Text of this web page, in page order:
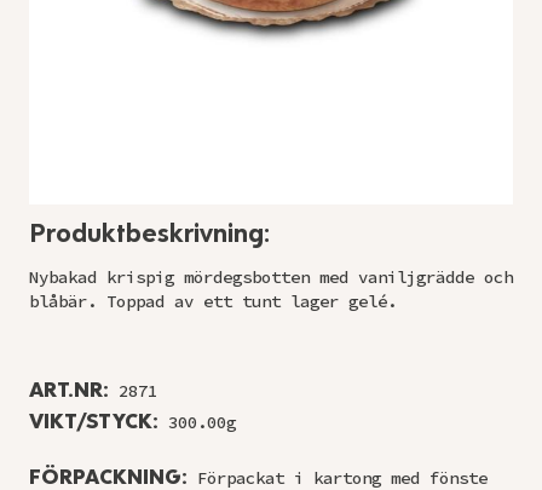
Produktbeskrivning:
Nybakad krispig mördegsbotten med vaniljgrädde och
blåbär. Toppad av ett tunt lager gelé.
ART.NR: 2871
VIKT/STYCK: 300.00g
FÖRPACKNING: Förpackat i kartong med fönste